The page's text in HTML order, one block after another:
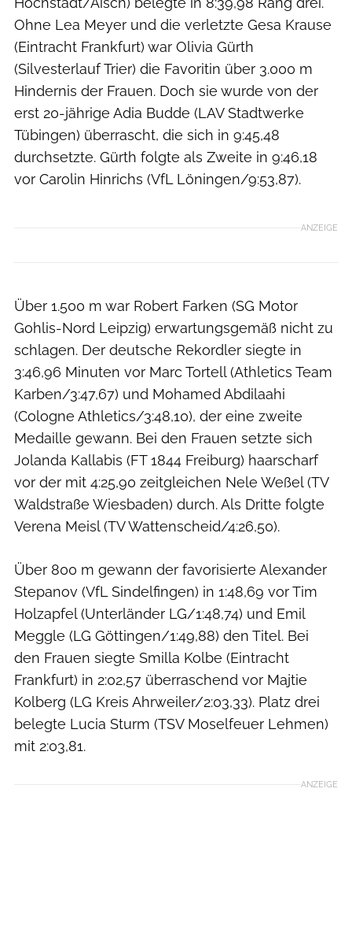
Ohne Lea Meyer und die verletzte Gesa Krause
(Eintracht Frankfurt) war Olivia Gürth
(Silvesterlauf Trier) die Favoritin über 3.000 m
Hindernis der Frauen. Doch sie wurde von der
erst 20-jährige Adia Budde (LAV Stadtwerke
Tübingen) überrascht, die sich in 9:45,48
durchsetzte. Gürth folgte als Zweite in 9:46,18
vor Carolin Hinrichs (VfL Löningen/9:53,87).
ANZEIGE
Über 1.500 m war Robert Farken (SG Motor
Gohlis-Nord Leipzig) erwartungsgemäß nicht zu
schlagen. Der deutsche Rekordler siegte in
3:46,96 Minuten vor Marc Tortell (Athletics Team
Karben/3:47,67) und Mohamed Abdilaahi
(Cologne Athletics/3:48,10), der eine zweite
Medaille gewann. Bei den Frauen setzte sich
Jolanda Kallabis (FT 1844 Freiburg) haarscharf
vor der mit 4:25,90 zeitgleichen Nele Weßel (TV
Waldstraße Wiesbaden) durch. Als Dritte folgte
Verena Meisl (TV Wattenscheid/4:26,50).
Über 800 m gewann der favorisierte Alexander
Stepanov (VfL Sindelfingen) in 1:48,69 vor Tim
Holzapfel (Unterländer LG/1:48,74) und Emil
Meggle (LG Göttingen/1:49,88) den Titel. Bei
den Frauen siegte Smilla Kolbe (Eintracht
Frankfurt) in 2:02,57 überraschend vor Majtie
Kolberg (LG Kreis Ahrweiler/2:03,33). Platz drei
belegte Lucia Sturm (TSV Moselfeuer Lehmen)
mit 2:03,81.
ANZEIGE